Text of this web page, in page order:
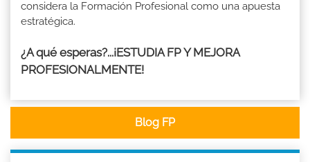
considera la Formación Profesional como una apuesta
estratégica.
¿A qué esperas?...¡ESTUDIA FP Y MEJORA
PROFESIONALMENTE!
Blog FP